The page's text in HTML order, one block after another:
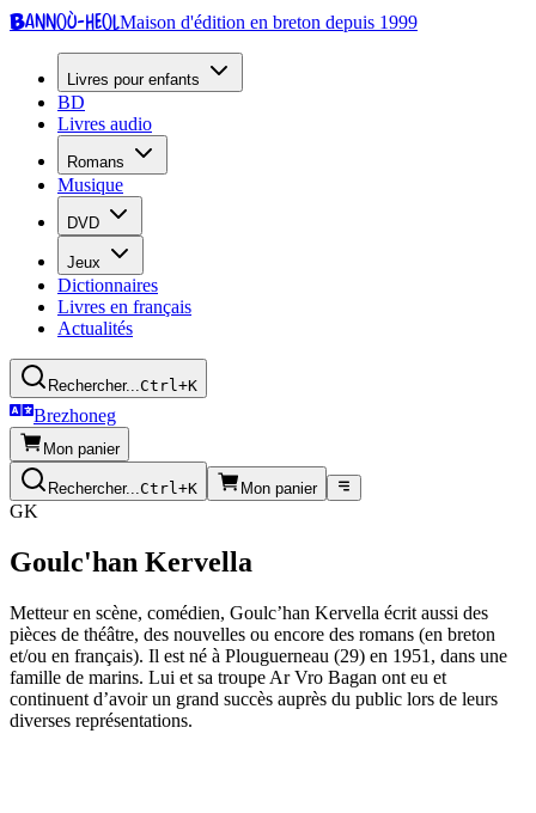
Bannoù-heolMaison d'édition en breton depuis 1999
Livres pour enfants
BD
Livres audio
Romans
Musique
DVD
Jeux
Dictionnaires
Livres en français
Actualités
Rechercher...Ctrl+K
Brezhoneg
Mon panier
Rechercher...Ctrl+K Mon panier
GK
Goulc'han Kervella
Metteur en scène, comédien, Goulc’han Kervella écrit aussi des
pièces de théâtre, des nouvelles ou encore des romans (en breton
et/ou en français). Il est né à Plouguerneau (29) en 1951, dans une
famille de marins. Lui et sa troupe Ar Vro Bagan ont eu et
continuent d’avoir un grand succès auprès du public lors de leurs
diverses représentations.